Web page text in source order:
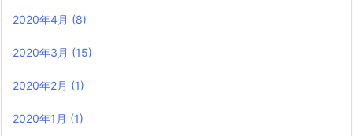
2020年4月 (8)
2020年3月 (15)
2020年2月 (1)
2020年1月 (1)